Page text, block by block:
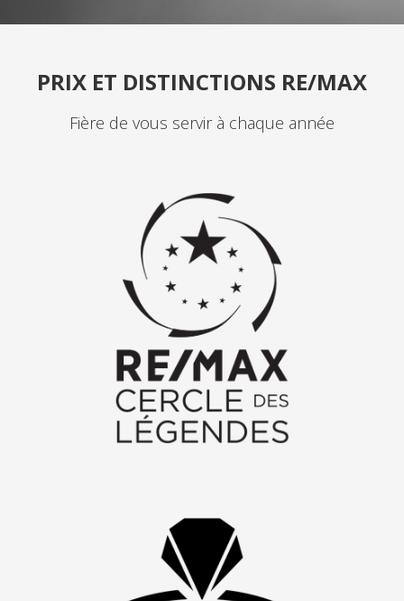
a
m
PRIX ET DISTINCTIONS RE/MAX
Fière de vous servir à chaque année